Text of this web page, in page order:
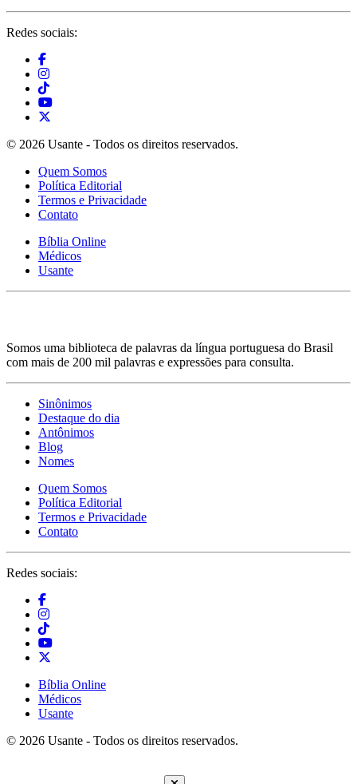
Redes sociais:
© 2026 Usante - Todos os direitos reservados.
Quem Somos
Política Editorial
Termos e Privacidade
Contato
Bíblia Online
Médicos
Usante
Somos uma biblioteca de palavras da língua portuguesa do Brasil
com mais de 200 mil palavras e expressões para consulta.
Sinônimos
Destaque do dia
Antônimos
Blog
Nomes
Quem Somos
Política Editorial
Termos e Privacidade
Contato
Redes sociais:
Bíblia Online
Médicos
Usante
© 2026 Usante - Todos os direitos reservados.